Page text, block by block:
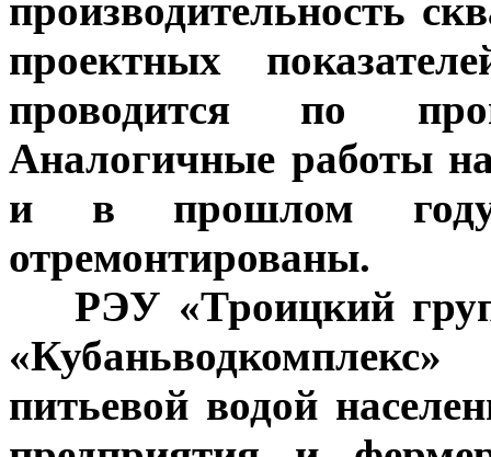
производительность
проектных
проводится по
Аналогичные работы
и в прошлом
отремонтированы.
РЭУ «Троицкий
«Кубаньводкомплекс»
питьевой водой